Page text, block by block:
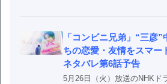
「コンビニ兄弟」“三彦
ちの恋愛・友情をスマ
ネタバレ第6話予告
5月26日（火）放送のNHK